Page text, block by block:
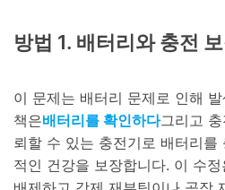
방법 1. 배터리와 충전
이 문제는 배터리 문제로 인해
책은배터리를 확인하다그리고
뢰할 수 있는 충전기로 배터리를
적인 건강을 보장합니다. 이 수